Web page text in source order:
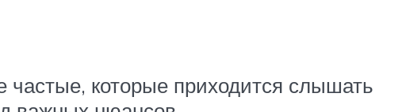
которые приходится слышать